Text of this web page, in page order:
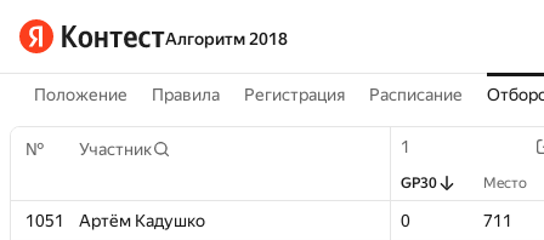
Алгоритм 2018
Положение Правила Регистрация Расписание
№ Участник 1
GP30 Место
1051 Артём Кадушко 0
711
№ Участник 1
GP30 Место
1051 Артём Кадушко 0
711